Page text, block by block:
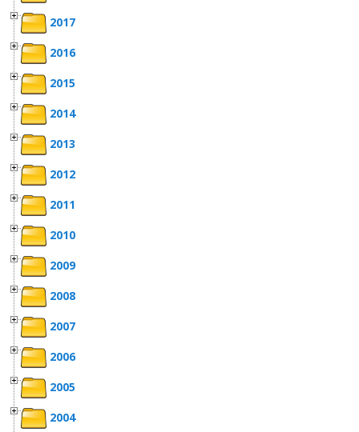
2017
2016
2015
2014
2013
2012
2011
2010
2009
2008
2007
2006
2005
2004